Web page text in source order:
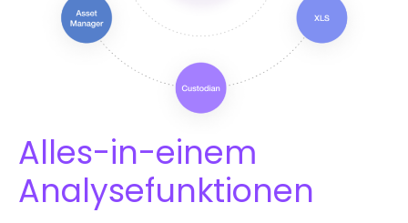
Alles-in-einem
Analysefunktionen